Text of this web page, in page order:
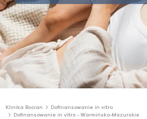
Klinika Bocian
Dofinansowanie in vitro
Dofinansowanie in vitro - Warmińsko-Mazurskie